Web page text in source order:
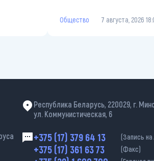
Общество 7 августа, 2026
Республика Беларусь, 220029, г.
ул. Коммунистическая, 6
+375 (17) 379 64 13 (Запись
+375 (17) 361 63 73 (Факс)